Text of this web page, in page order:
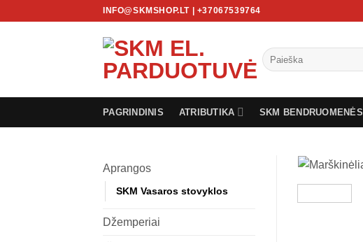
to
INFO@SKMSHOP.LT | +37067539764
Ieškoti:
PAGRINDINIS ATRIBUTIKA SKM BENDRUOMENĖS
Aprangos
SKM Vasaros stovyklos
Džemperiai